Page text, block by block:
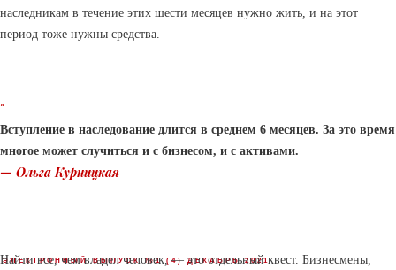
ЭЛЕКТРОННЫЙ ВЫПУСК №1 (4) ДЕКАБРЬ 2021
наследникам в течение этих шести месяцев нужно жить, и на этот
период тоже нужны средства.
“
Вступление в наследование длится в среднем 6 месяцев. За это время
многое может случиться и с бизнесом, и с активами.
— Ольга Курницкая
Найти все, чем владел человек, — это отдельный квест. Бизнесмены,